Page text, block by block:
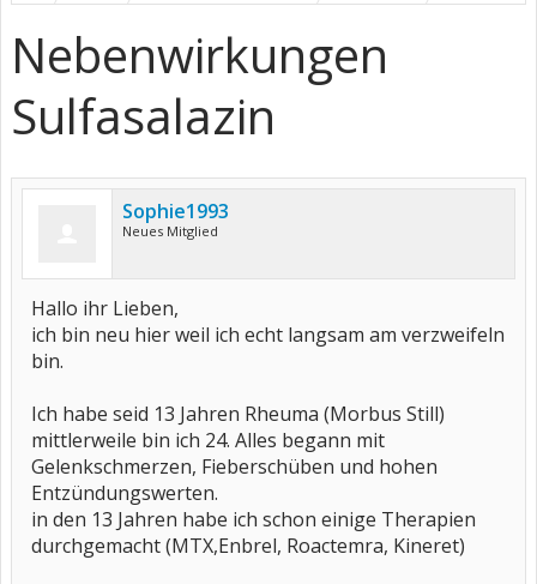
Nebenwirkungen
Sulfasalazin
Sophie1993
Neues Mitglied
Hallo ihr Lieben,
ich bin neu hier weil ich echt langsam am verzweifeln
bin.
Ich habe seid 13 Jahren Rheuma (Morbus Still)
mittlerweile bin ich 24. Alles begann mit
Gelenkschmerzen, Fieberschüben und hohen
Entzündungswerten.
in den 13 Jahren habe ich schon einige Therapien
durchgemacht (MTX,Enbrel, Roactemra, Kineret)